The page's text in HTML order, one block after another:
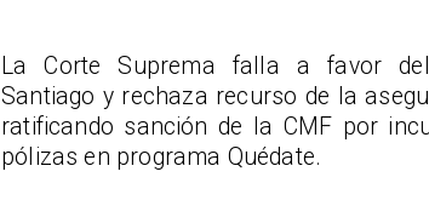
La Corte Suprema falla a favor
Santiago y rechaza recurso de la
ratificando sanción de la CMF por
pólizas en programa Quédate.